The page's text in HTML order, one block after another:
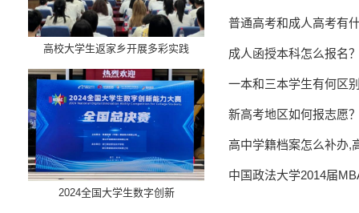
高校大学生返家乡开展多彩实践
​2024全国大学生数字创新
普通高考和成人高考有
成人函授本科怎么报名
一本和三本学生有何区
新高考地区如何报志愿
高中学籍档案怎么补办,
中国政法大学2014届